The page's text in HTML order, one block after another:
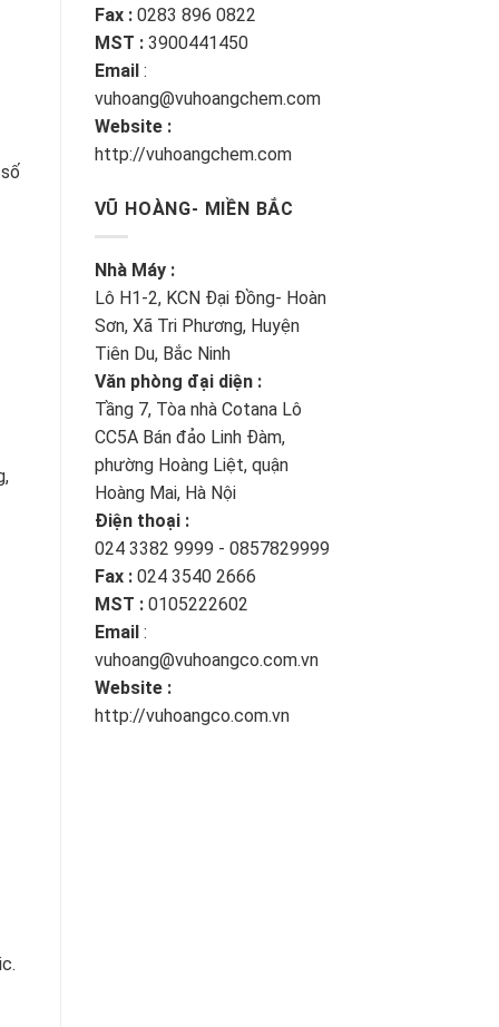
Fax : 0283 896 0822
MST : 3900441450
Email :
vuhoang@vuhoangchem.com
Website :
http://vuhoangchem.com
VŨ HOÀNG- MIỀN BẮC
Nhà Máy :
Lô H1-2, KCN Đại Đồng- Hoàn
Sơn, Xã Tri Phương, Huyện
Tiên Du, Bắc Ninh
Văn phòng đại diện :
Tầng 7, Tòa nhà Cotana Lô
CC5A Bán đảo Linh Đàm,
phường Hoàng Liệt, quận
Hoàng Mai, Hà Nội
Điện thoại :
024 3382 9999 - 0857829999
Fax : 024 3540 2666
MST : 0105222602
Email :
vuhoang@vuhoangco.com.vn
Website :
http://vuhoangco.com.vn